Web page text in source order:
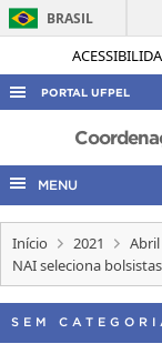
BRASIL
PORTAL UFPEL
ACESSO À
AUDITORIA
COBALTO
CONCURSOS
INTERNACIONAL
MENU
Início 2021 Abril
NAI seleciona
SEM